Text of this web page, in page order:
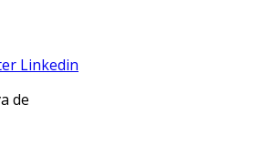
Linkedin
de